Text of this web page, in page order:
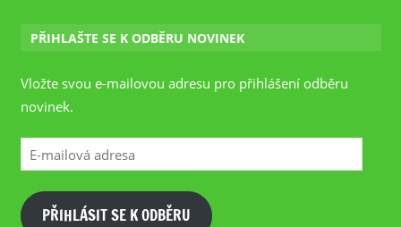
PŘIHLAŠTE SE K ODBĚRU NOVINEK
Vložte svou e-mailovou adresu pro přihlášení odběru
novinek.
E-
mailová
adresa
PŘIHLÁSIT SE K ODBĚRU